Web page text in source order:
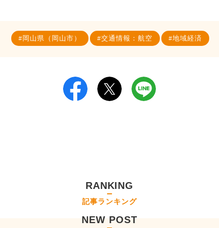
岡山県（岡山市） 交通情報：航空 地域経済
RANKING
記事ランキング
NEW POST